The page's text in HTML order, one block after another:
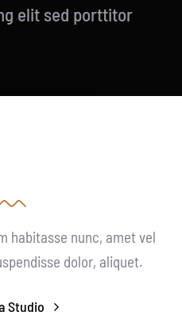
elit sed porttitor
habitasse nunc, amet vel
dolor, aliquet.
Studio